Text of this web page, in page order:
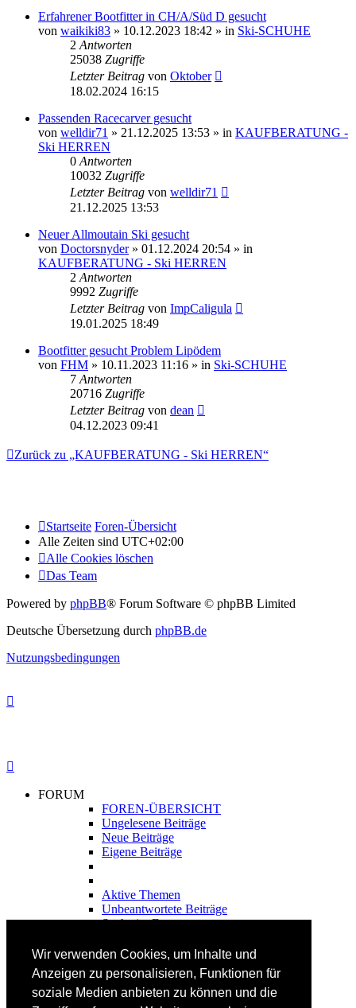
Wir verwenden Cookies, um Inhalte und
Anzeigen zu personalisieren, Funktionen für
soziale Medien anbieten zu können und die
Erfahrener Bootfitter in CH/A/Süd D gesucht
von waikiki83 » 10.12.2023 18:42 » in Ski-SCHUHE
2 Antworten
25038 Zugriffe
Letzter Beitrag von Oktober
18.02.2024 16:15
Passenden Racecarver gesucht
von welldir71 » 21.12.2025 13:53 » in KAUFBERATUNG -
Ski HERREN
0 Antworten
10032 Zugriffe
Letzter Beitrag von welldir71
21.12.2025 13:53
Neuer Allmoutain Ski gesucht
von Doctorsnyder» 01.12.2024 20:54 » in
KAUFBERATUNG - Ski HERREN
2 Antworten
9992 Zugriffe
Letzter Beitrag von ImpCaligula
19.01.2025 18:49
Bootfitter gesucht Problem Lipödem
von FHM » 10.11.2023 11:16 » in Ski-SCHUHE
7 Antworten
20716 Zugriffe
Letzter Beitrag von dean
04.12.2023 09:41
Zurück zu „KAUFBERATUNG - Ski HERREN“
Startseite Foren-Übersicht
Alle Zeiten sind UTC+02:00
Alle Cookies löschen
Das Team
Powered by phpBB® Forum Software © phpBB Limited
Deutsche Übersetzung durch phpBB.de
Nutzungsbedingungen
FORUM
FOREN-ÜBERSICHT
Ungelesene Beiträge
Neue Beiträge
Eigene Beiträge
Aktive Themen
Unbeantwortete Beiträge
Suche im Forum
FAHRTECHNIK
Fortgeschrittene
Lehrplan